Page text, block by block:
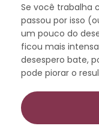
Se você trabalha
passou por isso
um pouco do
ficou mais
desespero bate,
pode piorar o